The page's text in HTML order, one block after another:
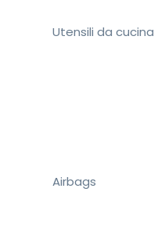
Utensili da cucina
Airbags